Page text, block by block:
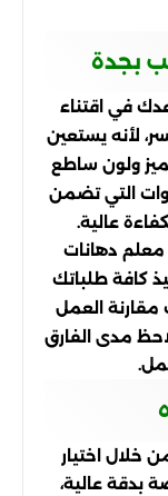
بجدة
في اقتناء
لأنه يستعين
ولون ساطع
التي تضمن
عالية.
معلم دهانات
كافة طلباتك
مقارنة العمل
مدى الفارق
خلال اختيار
بدقة عالية،